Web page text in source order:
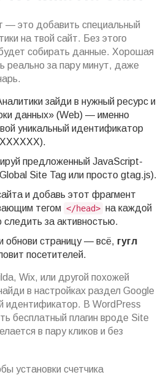
это добавить специальный
на твой сайт. Без этого
собирать данные. Хорошая
реально за пару минут, даже
зайди в нужный ресурс и
данных» (Web) — именно
уникальный идентификатор
предложенный JavaScript-
Site Tag или просто gtag.js).
и добавь этот фрагмент
тегом </head> на каждой
следить за активностью.
обнови страницу — всё, гугл
посетителей.
Wix, или другой похожей
в настройках раздел Google
идентификатор. В WordPress
бесплатный плагин вроде Site
в пару кликов и без
установки счетчика